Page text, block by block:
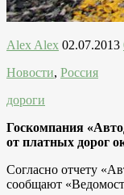
Alex Alex 02.07.2013
Новости, Россия
дороги
Госкомпания
от платных дорог
Согласно отчету
сообщают